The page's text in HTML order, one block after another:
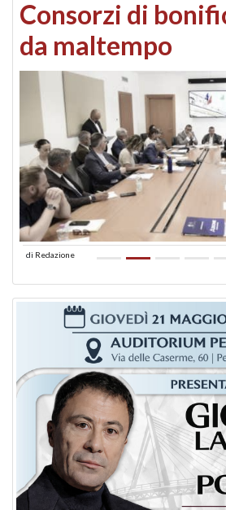
Consorzi di
da maltempo
di Redazione